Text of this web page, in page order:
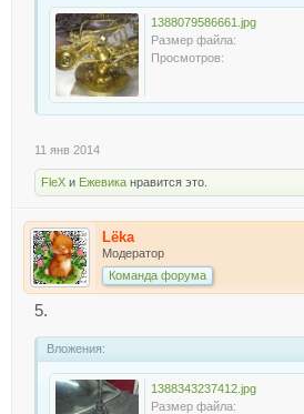
1388079586661.jpg
Размер файла:
Просмотров:
11 янв 2014
FleX и Ежевика нравится это.
Lёka
Модератор
Команда форума
5.
Вложения:
1388343237412.jpg
Размер файла: